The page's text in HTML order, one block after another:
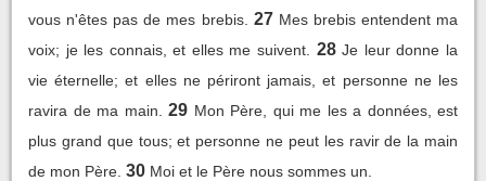
vous n'êtes pas de mes brebis. 27 Mes brebis entendent ma
voix; je les connais, et elles me suivent.
28 Je leur donne la
vie éternelle; et elles ne périront jamais, et personne ne les
ravira de ma main.
29 Mon Père, qui me les a données, est
plus grand que tous; et personne ne peut les ravir de la main
de mon Père. 30 Moi et le Père nous sommes un.